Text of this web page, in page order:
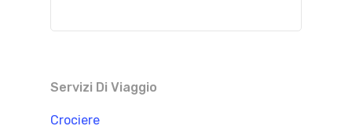
Servizi Di Viaggio
Crociere